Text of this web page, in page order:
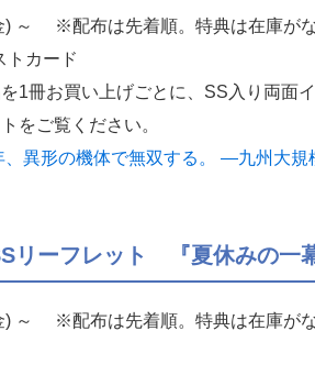
) ～ ※配布は先着順。特典は在庫がな
トカード
1冊お買い上げごとに、SS入り両面
をご覧ください。
異形の機体で無双する。 ―九州大
リーフレット 『夏休みの一幕
) ～ ※配布は先着順。特典は在庫がな